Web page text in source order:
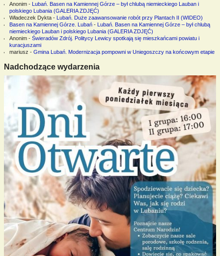
Anonim- Lubań. Basen na Kamiennej Górze – był chlubą niemieckiego Lauban i
polskiego Lubania (GALERIA ZDJĘĆ)
Władeczek Dykta- Lubań. Duże zaawansowanie robót przy Plantach II (WIDEO)
Basen na Kamiennej Górze. Lubań- Lubań. Basen na Kamiennej Górze – był chlubą
niemieckiego Lauban i polskiego Lubania (GALERIA ZDJĘĆ)
Anonim- Świeradów Zdrój. Politycy Lewicy spotkają się mieszkańcami powiatu i
kuracjuszami
mariusz - Gmina Lubań. Modernizacja pompowni w Uniegoszczy na końcowym etapie
Nadchodzące wydarzenia